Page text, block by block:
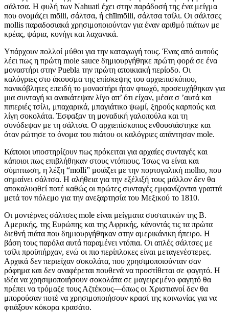
σάλτσα. Η φυλή των Nahuatl έχει στην παράδοσή της ένα μείγμα
που ονομάζει mōlli, σάλτσα, ή chīlmōlli, σάλτσα τσίλι. Οι σάλτσες
mollis παραδοσιακά χρησιμοποιούνταν για έναν αριθμό πιάτων με
κρέας, ψάρια, κυνήγι και λαχανικά.
Υπάρχουν πολλοί μύθοι για την καταγωγή τους. Ένας από αυτούς
λέει πως η πρώτη mole sauce δημιουργήθηκε πρώτη φορά σε ένα
μοναστήρι στην Puebla την πρώτη αποικιακή περίοδο. Οι
καλόγριες στο άκουσμα της επίσκεψης του αρχιεπισκόπου,
πανικόβλητες επειδή το μοναστήρι ήταν φτωχό, προσευχήθηκαν για
μια συνταγή κι ανακάτεψαν λίγο απ’ ότι είχαν, μέσα σ ’αυτά και
πιπεριές τσίλι, μπαχαρικά, μπαγιάτικο ψωμί, ξηρούς καρπούς και
λίγη σοκολάτα. Έσφαξαν τη μοναδική γαλοπούλα και τη
συνόδεψαν με τη σάλτσα. Ο αρχιεπίσκοπος ενθουσιάστηκε και
όταν ρώτησε το όνομα του πιάτου οι καλόγριες απάντησαν mole.
Κάποιοι υποστηρίζουν πως πρόκειται για αρχαίες συνταγές και
κάποιοι πως επιβλήθηκαν στους ντόπιους. Ίσως να είναι και
σύμπτωση, η λέξη “mōlli” μοιάζει με την πορτογαλική molho, που
σημαίνει σάλτσα. Η αλήθεια για την εξέλιξή τους μάλλον δεν θα
αποκαλυφθεί ποτέ καθώς οι πρώτες συνταγές εμφανίζονται γραπτά
μετά τον πόλεμο για την ανεξαρτησία του Μεξικού το 1810.
Οι μοντέρνες σάλτσες mole είναι μείγματα συστατικών της Β.
Αμερικής, της Ευρώπης και της Αφρικής, κάνοντάς τις τα πρώτα
διεθνή πιάτα που δημιουργήθηκαν στην αμερικάνικη ήπειρο. Η
βάση τους παρόλα αυτά παραμένει ντόπια. Οι απλές σάλτσες με
τσίλι προϋπήρχαν, ενώ οι πιο περίπλοκες είναι μεταγενέστερες.
Αρχικά δεν περιείχαν σοκολάτα, που χρησιμοποιούνταν σαν
ρόφημα και δεν αναφέρεται πουθενά να προστίθεται σε φαγητό. Η
ιδέα να χρησιμοποιήσουν σοκολάτα σε μαγειρεμένο φαγητό θα
πρέπει να τρόμαζε τους Αζτέκους—όπως οι Χριστιανοί δεν θα
μπορούσαν ποτέ να χρησιμοποιήσουν κρασί της κοινωνίας για να
φτιάξουν κόκορα κρασάτο.